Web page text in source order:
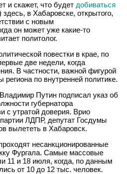
и скажет, что будет добиваться
в Хабаровске, открытого,
с новым
он может уже какие-то
политолог.
повестки в крае, по
две недели, когда
В частности, важной фигурой
региона по внутренней политике.
Путин подписал указ об
губернатора
с утратой доверия. Врио
ЛДПР, депутат Госдумы
вылететь в Хабаровск.
несанкционированные
Фургала. Самые массовые
11 и 18 июля, когда, по данным
от 10 до 12 тыс. человек.